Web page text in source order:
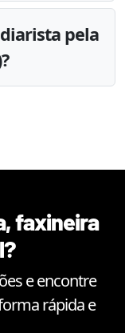
pela
faxineira
?
e encontre
rápida e